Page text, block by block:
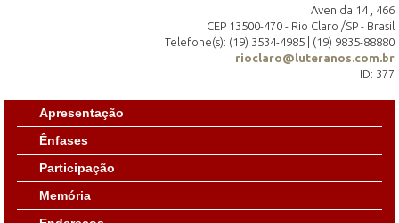
Avenida 14 , 466
CEP 13500-470 - Rio Claro /SP - Brasil
Telefone(s): (19) 3534-4985 | (19) 9835-88880
rioclaro@luteranos.com.br
ID: 377
Apresentação
Ênfases
Participação
Memória